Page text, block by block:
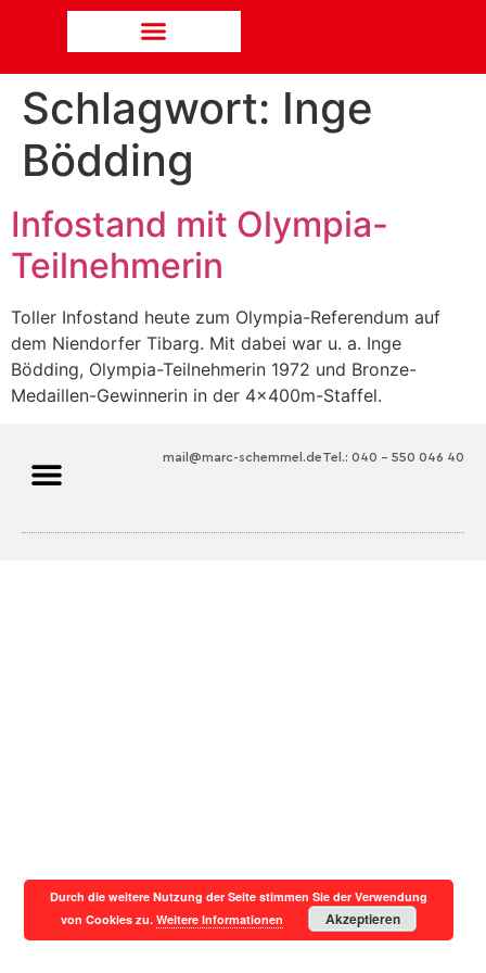
Schlagwort: Inge
Bödding
Infostand mit Olympia-
Teilnehmerin
Toller Infostand heute zum Olympia-Referendum auf
dem Niendorfer Tibarg. Mit dabei war u. a. Inge
Bödding, Olympia-Teilnehmerin 1972 und Bronze-
Medaillen-Gewinnerin in der 4x400m-Staffel.
Tel.: 040 – 550 046 40
mail@marc-schemmel.de
Durch die weitere Nutzung der Seite stimmen Sie der Verwendung
von Cookies zu.Weitere Informationen Akzeptieren